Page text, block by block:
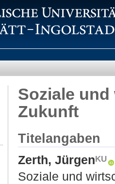
Soziale
Zukunft
Titelangaben
Zerth, Jürgen
Soziale und